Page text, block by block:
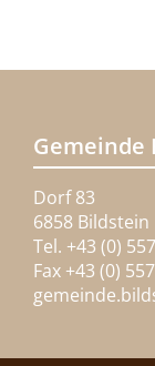
Gemeinde
Dorf 83
6858 Bildstein
Tel. +43 (0)
Fax +43 (0)